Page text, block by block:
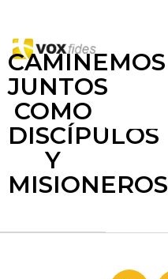
CAMINEMOS
JUNTOS
COMO
DISCÍPULOS
Y
MISIONEROS